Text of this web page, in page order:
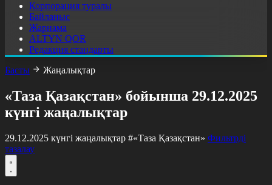
Корпорация туралы
Байланыс
Жарнама
ALTYN QOR
Редакция стандарты
Басты
Жаңалықтар
«Таза Қазақстан» бойынша 29.12.2025
күнгі жаңалықтар
29.12.2025 күнгі жаңалықтар #«Таза Қазақстан» Фильтрді
тазалау